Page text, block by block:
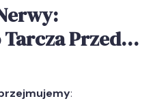
Przed…
: